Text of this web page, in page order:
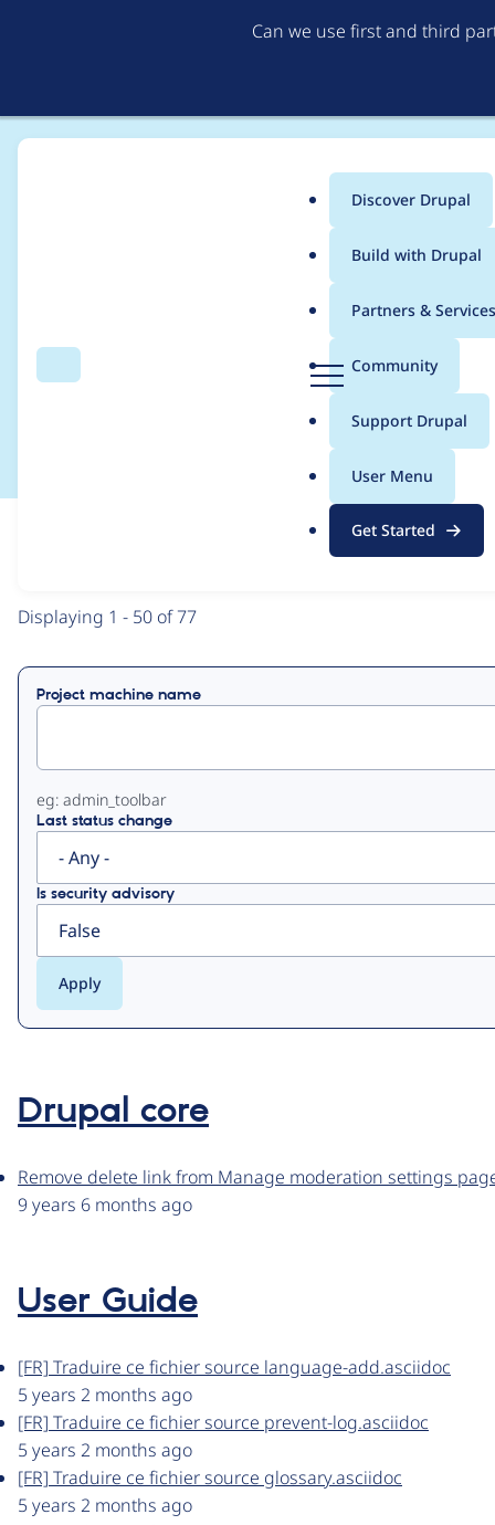
Can we use first and third
Search Menu
Main
menu
Discover Drupal
Build with Drupal
Partners & Services
Community
Support Drupal
User Menu
Get Started
Breadcrumb
Contribution
Primary
tabs
Displaying 1 - 50 of 77
Project machine name
eg: admin_toolbar
Last status change
Is security advisory
Drupal core
Remove delete link from Manage moderation settings
9 years 6 months ago
User Guide
[FR] Traduire ce fichier source language-add.asciidoc
5 years 2 months ago
[FR] Traduire ce fichier source prevent-log.asciidoc
5 years 2 months ago
[FR] Traduire ce fichier source glossary.asciidoc
5 years 2 months ago